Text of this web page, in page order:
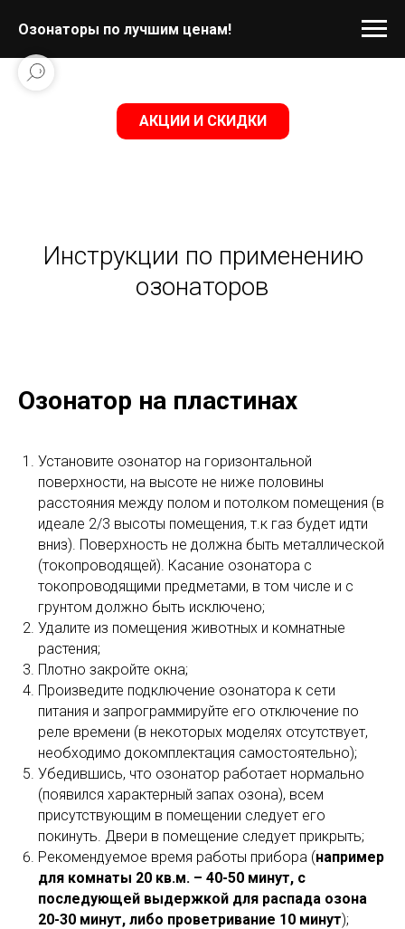
Озонаторы по лучшим ценам!
АКЦИИ И СКИДКИ
Инструкции по применению
озонаторов
Озонатор на пластинах
Установите озонатор на горизонтальной
поверхности, на высоте не ниже половины
расстояния между полом и потолком помещения (в
идеале 2/3 высоты помещения, т.к газ будет идти
вниз). Поверхность не должна быть металлической
(токопроводящей). Касание озонатора с
токопроводящими предметами, в том числе и с
грунтом должно быть исключено;
Удалите из помещения животных и комнатные
растения;
Плотно закройте окна;
Произведите подключение озонатора к сети
питания и запрограммируйте его отключение по
реле времени (в некоторых моделях отсутствует,
необходимо докомплектация самостоятельно);
Убедившись, что озонатор работает нормально
(появился характерный запах озона), всем
присутствующим в помещении следует его
покинуть. Двери в помещение следует прикрыть;
Рекомендуемое время работы прибора (например
для комнаты 20 кв.м. – 40-50 минут, с
последующей выдержкой для распада озона
20-30 минут, либо проветривание 10 минут);